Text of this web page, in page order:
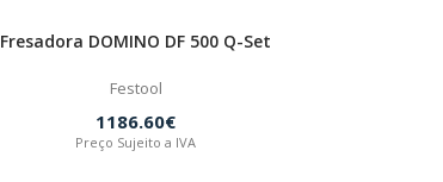
Fresadora DOMINO DF 500 Q-Set
Festool
1186.60€
Preço Sujeito a IVA